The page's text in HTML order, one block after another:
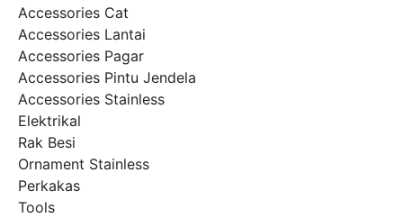
Accessories Cat
Accessories Lantai
Accessories Pagar
Accessories Pintu Jendela
Accessories Stainless
Elektrikal
Rak Besi
Ornament Stainless
Perkakas
Tools